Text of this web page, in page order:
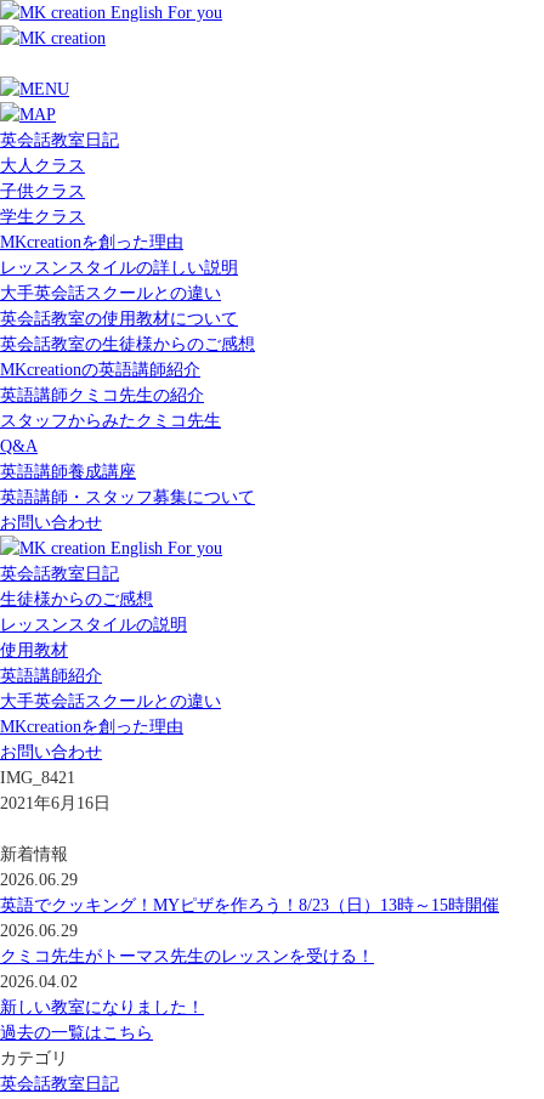
英会話教室日記
大人クラス
子供クラス
学生クラス
MKcreationを創った理由
レッスンスタイルの詳しい説明
大手英会話スクールとの違い
英会話教室の使用教材について
英会話教室の生徒様からのご感想
MKcreationの英語講師紹介
英語講師クミコ先生の紹介
スタッフからみたクミコ先生
Q&A
英語講師養成講座
英語講師・スタッフ募集について
お問い合わせ
英会話教室日記
生徒様からのご感想
レッスンスタイルの説明
使用教材
英語講師紹介
大手英会話スクールとの違い
MKcreationを創った理由
お問い合わせ
IMG_8421
2021年6月16日
新着情報
2026.06.29
英語でクッキング！MYピザを作ろう！8/23（日）13時～15時開催
2026.06.29
クミコ先生がトーマス先生のレッスンを受ける！
2026.04.02
新しい教室になりました！
過去の一覧はこちら
カテゴリ
英会話教室日記